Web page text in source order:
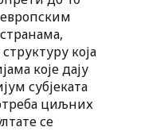
европским
која
које дају
субјеката
циљних
се